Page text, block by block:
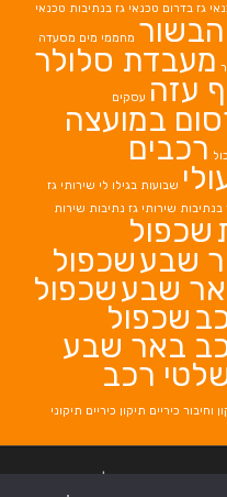
גז בדרום טכנאי גז בנתיבות טכנאי
מחממי מים מסעדה
מעבדת סלולר
עזה עסקים
במועצה
רכבים
שבועות בגילו לי שירותי גז
בנתיבות שירותי גז נתיבות שירות
שכפול
שבעשכפול
שבעשכפול
שכפול
באר שבע
רכב
וחיבור כיריים תיקון כיריים תיקוני